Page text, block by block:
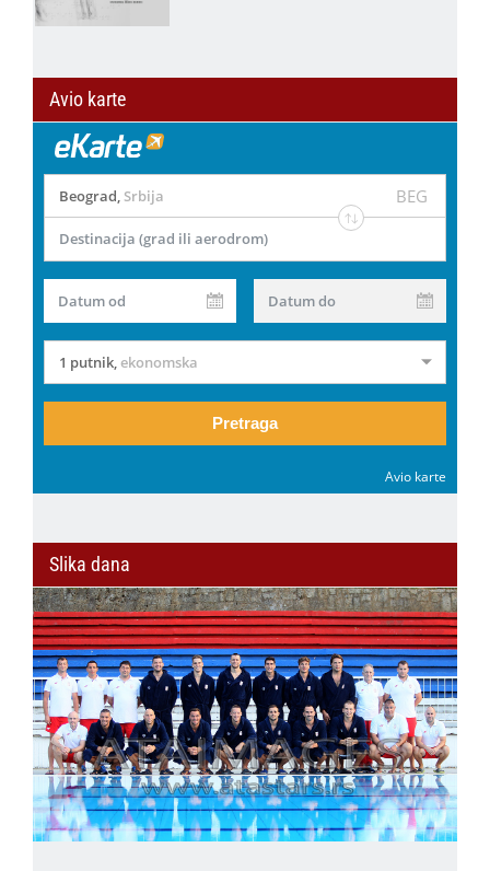
Avio karte
Beograd, Srbija BEG
Destinacija (grad ili aerodrom)
Datum od Datum do
1 putnik,ekonomska
Pretraga
Avio karte
Slika dana